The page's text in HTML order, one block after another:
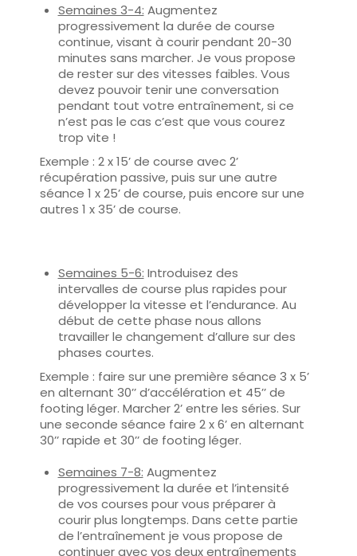
Semaines 3-4: Augmentez
progressivement la durée de course
continue, visant à courir pendant 20-30
minutes sans marcher. Je vous propose
de rester sur des vitesses faibles. Vous
devez pouvoir tenir une conversation
pendant tout votre entraînement, si ce
n’est pas le cas c’est que vous courez
trop vite !
Exemple : 2 x 15’ de course avec 2’
récupération passive, puis sur une autre
séance 1 x 25’ de course, puis encore sur une
autres 1 x 35’ de course.
Semaines 5-6: Introduisez des
intervalles de course plus rapides pour
développer la vitesse et l’endurance. Au
début de cette phase nous allons
travailler le changement d’allure sur des
phases courtes.
Exemple : faire sur une première séance 3 x 5’
en alternant 30’’ d’accélération et 45’’ de
footing léger. Marcher 2’ entre les séries. Sur
une seconde séance faire 2 x 6’ en alternant
30’’ rapide et 30’’ de footing léger.
Semaines 7-8: Augmentez
progressivement la durée et l’intensité
de vos courses pour vous préparer à
courir plus longtemps. Dans cette partie
de l’entraînement je vous propose de
continuer avec vos deux entraînements